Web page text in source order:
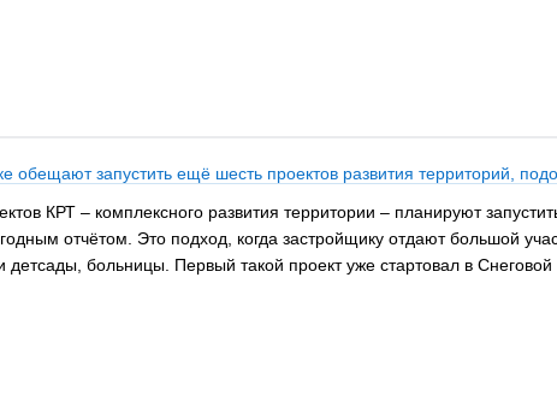
обещают запустить ещё шесть проектов развития территорий,
КРТ – комплексного развития территории – планируют
отчётом. Это подход, когда застройщику отдают большой
детсады, больницы. Первый такой проект уже стартовал в